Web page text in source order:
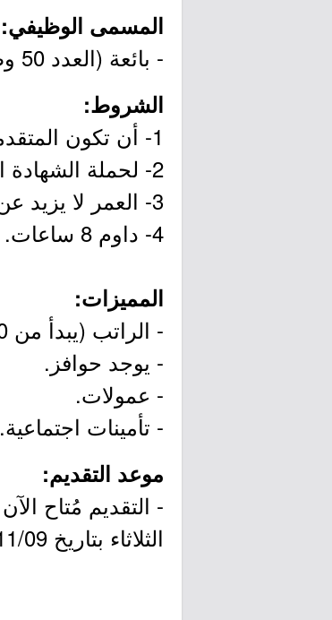
المسمى الوظيفي:
- بائعة (العدد 50 وظيفة).
الشروط:
1- أن تكون المتقدمة سعودية الجنسية.
2- لحملة الشهادة الإبتدائية إلى درجة الدبلوم.
3- العمر لا يزيد عن 35 سنة.
4- داوم 8 ساعات.
المميزات:
- الراتب (يبدأ من 3,000 إلى 5,000 ريال).
- يوجد حوافز.
- عمولات.
- تأمينات اجتماعية.
موعد التقديم:
الثلاثاء بتاريخ 1441/11/09هـ الموافق 2020/06/30م.